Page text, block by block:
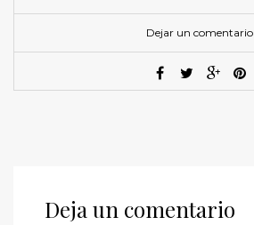
Dejar un comentario
Deja un comentario